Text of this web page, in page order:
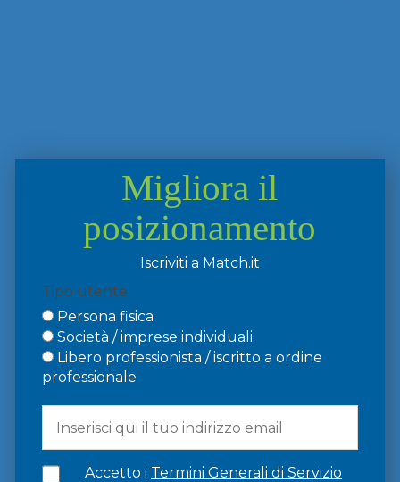
Migliora il
posizionamento
Iscriviti a Match.it
Tipo utente
Persona fisica
Società / imprese individuali
Libero professionista / iscritto a ordine
professionale
Accetto i Termini Generali di Servizio